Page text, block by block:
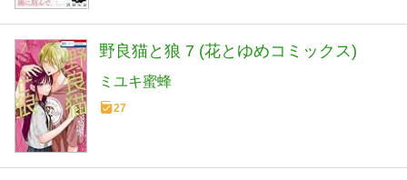
野良猫と狼 7 (花とゆめコミックス)
ミユキ蜜蜂
27